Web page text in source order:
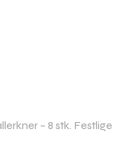
– 8 stk. Festlige